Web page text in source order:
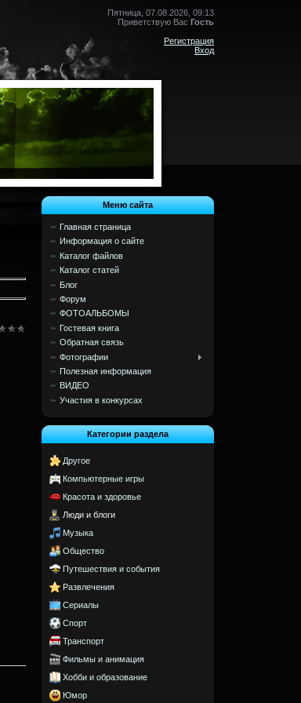
Пятница, 07.08.2026, 09:13
Приветствую Вас Гость
Регистрация
Вход
Меню сайта
Главная страница
Информация о сайте
Каталог файлов
Каталог статей
Блог
Форум
ФОТОАЛЬБОМЫ
Гостевая книга
Обратная связь
Фотографии
Полезная информация
ВИДЕО
Участия в конкурсах
Категории раздела
Другое
Компьютерные игры
Красота и здоровье
Люди и блоги
Музыка
Общество
Путешествия и события
Развлечения
Сериалы
Спорт
Транспорт
Фильмы и анимация
Хобби и образование
Юмор